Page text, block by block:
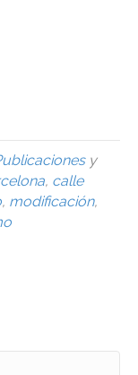
y
, calle
, modificación,